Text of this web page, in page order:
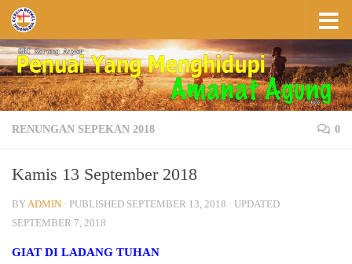
Skip to content
RENUNGAN SEPEKAN 2018 0
Kamis 13 September 2018
BYADMIN · PUBLISHED SEPTEMBER 13, 2018 · UPDATED
SEPTEMBER 7, 2018
GIAT DI LADANG TUHAN